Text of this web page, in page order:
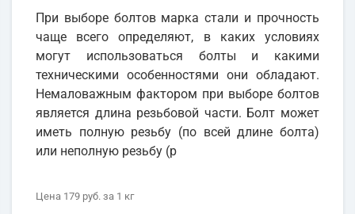
При выборе болтов марка стали и прочность
чаще всего определяют, в каких условиях
могут использоваться болты и какими
техническими особенностями они обладают.
Немаловажным фактором при выборе болтов
является длина резьбовой части. Болт может
иметь полную резьбу (по всей длине болта)
или неполную резьбу (р
Цена 179 руб. за 1 кг